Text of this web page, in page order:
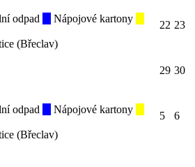
odpad
Nápojové kartony
(Břeclav)
22 23
29 30
odpad
Nápojové kartony
(Břeclav)
5 6